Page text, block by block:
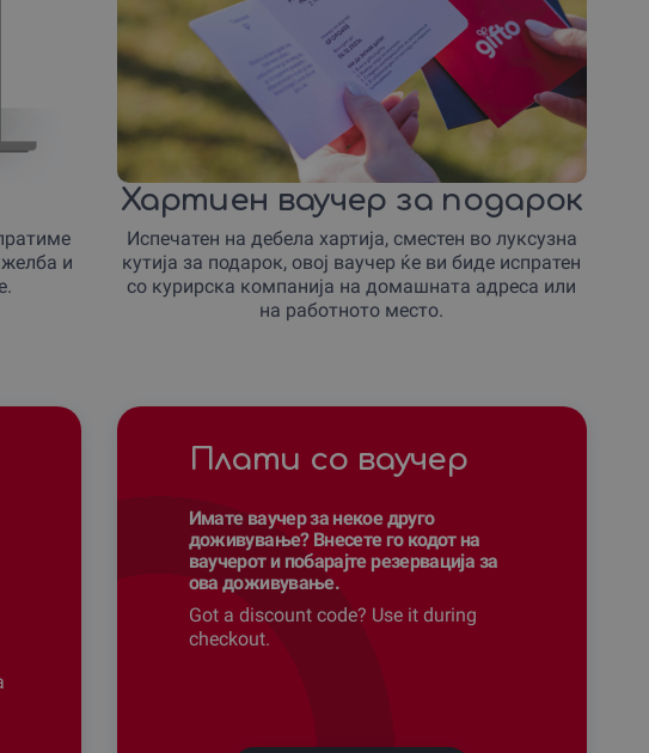
и
Хартиен ваучер за подарок
Испечатен на дебела хартија, сместен во луксузна
кутија за подарок, овој ваучер ќе ви биде испратен
со курирска компанија на домашната адреса или
на работното место.
Плати со ваучер
Имате ваучер за некое друго
доживување? Внесете го кодот на
ваучерот и побарајте резервација за
ова доживување.
Got a discount code? Use it during
checkout.